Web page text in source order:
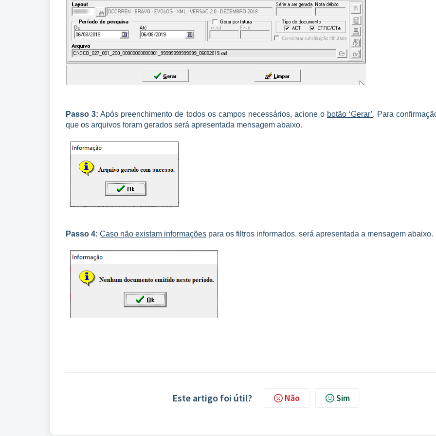
Passo 3: Após preenchimento de todos os campos necessários, acione o botão ‘Gerar’. Para
que os arquivos foram gerados será apresentada mensagem abaixo.
Passo 4: Caso não existam informações para os filtros informados, será apresentada a mensagem abaixo.
Este artigo foi útil? Não Sim